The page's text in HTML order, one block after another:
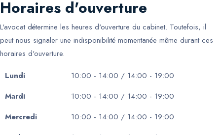
Horaires d'ouverture
L'avocat détermine les heures d'ouverture du cabinet. Toutefois, il
peut nous signaler une indisponibilité momentanée même durant ces
horaires d'ouverture.
Lundi
10:00 - 14:00 / 14:00 - 19:00
Mardi
10:00 - 14:00 / 14:00 - 19:00
Mercredi
10:00 - 14:00 / 14:00 - 19:00